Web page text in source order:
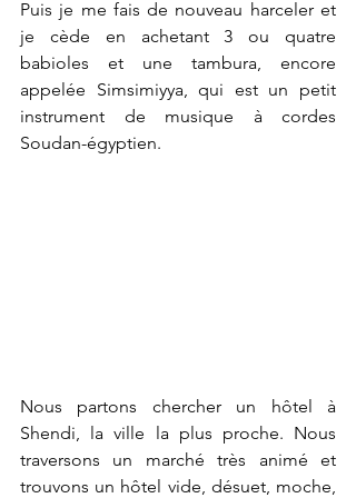
Puis je me fais de nouveau harceler et
je cède en achetant 3 ou quatre
babioles et une tambura, encore
appelée Simsimiyya, qui est un petit
instrument de musique à cordes
Soudan-égyptien.
Nous partons chercher un hôtel à
Shendi, la ville la plus proche. Nous
traversons un marché très animé et
trouvons un hôtel vide, désuet, moche,